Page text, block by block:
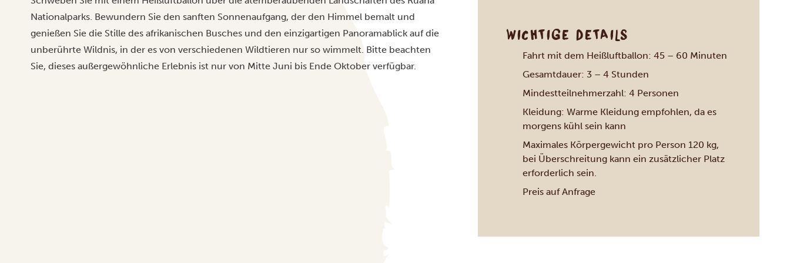
Nationalparks. Bewundern Sie den sanften Sonnenaufgang, der den Himmel bemalt und
genießen Sie die Stille des afrikanischen Busches und den einzigartigen Panoramablick auf die
unberührte Wildnis, in der es von verschiedenen Wildtieren nur so wimmelt. Bitte beachten
Sie, dieses außergewöhnliche Erlebnis ist nur von Mitte Juni bis Ende Oktober verfügbar.
WICHTIGE DETAILS
Fahrt mit dem Heißluftballon: 45 – 60 Minuten
Gesamtdauer: 3 – 4 Stunden
Mindestteilnehmerzahl: 4 Personen
Kleidung: Warme Kleidung empfohlen, da es
morgens kühl sein kann
Maximales Körpergewicht pro Person 120 kg,
bei Überschreitung kann ein zusätzlicher Platz
erforderlich sein.
Preis auf Anfrage